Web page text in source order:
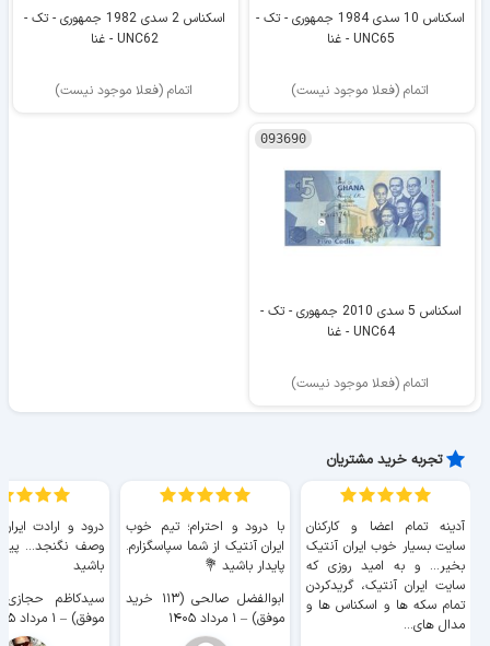
اسکناس 10 سدی 1984 جمهوری - تک -
UNC65 - غنا
اتمام (فعلا موجود نیست)
اسکناس 2 سدی 1982 جمهوری - تک -
UNC62 - غنا
اتمام (فعلا موجود نیست)
093690
اسکناس 5 سدی 2010 جمهوری - تک -
UNC64 - غنا
اتمام (فعلا موجود نیست)
تجربه خرید مشتریان
آدینه تمام اعضا و کارکنان
سایت بسیار خوب ايران آنتیک
بخیر... و به امید روزی که
سایت ايران آنتیک، گریدکردن
تمام سکه ها و اسکناس ها و
مدال های...
با درود و احترام؛ تیم خوب
ایران آنتیک از شما سپاسگزارم.
پایدار باشید 💐
ابوالفضل صالحی (۱۱۳ خرید
موفق) – ۱ مرداد ۱۴۰۵
درود و ارادت
وصف نگنجد...
باشید
موفق) – ۱ مرداد ۱۴۰۵